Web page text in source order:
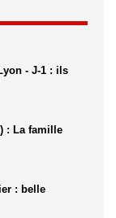
- J-1 : ils
: La famille
: belle